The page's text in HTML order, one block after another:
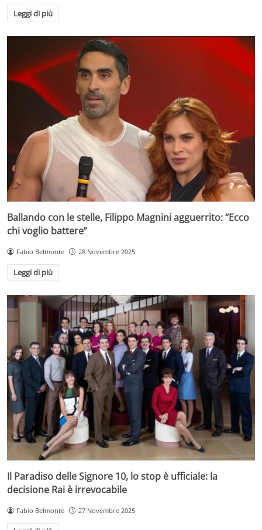
Leggi di più
Ballando con le stelle, Filippo Magnini agguerrito: “Ecco
chi voglio battere”
Fabio Belmonte 28 Novembre 2025
Leggi di più
Il Paradiso delle Signore 10, lo stop è ufficiale: la
decisione Rai è irrevocabile
Fabio Belmonte 27 Novembre 2025